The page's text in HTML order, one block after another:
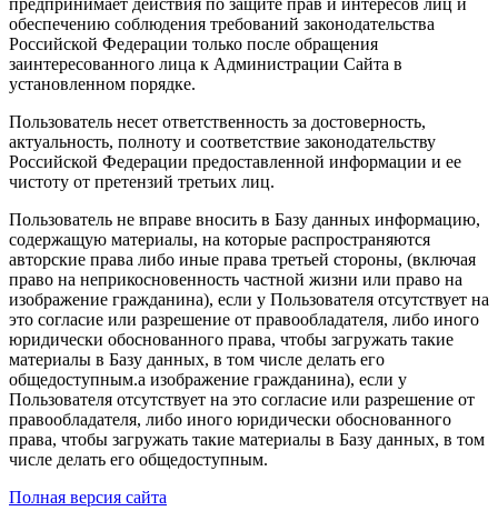
предпринимает действия по защите прав и интересов лиц и
обеспечению соблюдения требований законодательства
Российской Федерации только после обращения
заинтересованного лица к Администрации Сайта в
установленном порядке.
Пользователь несет ответственность за достоверность,
актуальность, полноту и соответствие законодательству
Российской Федерации предоставленной информации и ее
чистоту от претензий третьих лиц.
Пользователь не вправе вносить в Базу данных информацию,
содержащую материалы, на которые распространяются
авторские права либо иные права третьей стороны, (включая
право на неприкосновенность частной жизни или право на
изображение гражданина), если у Пользователя отсутствует на
это согласие или разрешение от правообладателя, либо иного
юридически обоснованного права, чтобы загружать такие
материалы в Базу данных, в том числе делать его
общедоступным.а изображение гражданина), если у
Пользователя отсутствует на это согласие или разрешение от
правообладателя, либо иного юридически обоснованного
права, чтобы загружать такие материалы в Базу данных, в том
числе делать его общедоступным.
Полная версия сайта